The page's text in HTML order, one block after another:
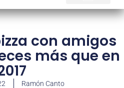
con amigos
más que en
Ramón Canto